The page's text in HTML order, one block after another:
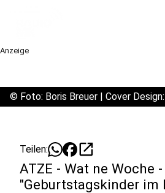
Anzeige
© Foto: Boris Breuer | Cover
Teilen: open_in_new
ATZE - Wat ne Woche -
"Geburtstagskinder im